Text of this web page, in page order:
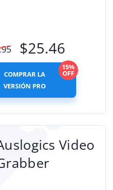
$25.46
COMPRAR LA
VERSIÓN PRO
15%
OFF
Video